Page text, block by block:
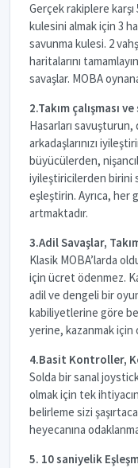
Gerçek rakiplere karşı
kulesini almak için 3
savunma kulesi. 2
haritalarını
savaşlar. MOBA
2.Takım çalışması
Hasarları savuşturun,
arkadaşlarınızı
büyücülerden,
iyileştiricilerden birini
eşleştirin. Ayrıca, her
artmaktadır.
3.Adil Savaşlar,
Klasik MOBA’larda
için ücret ödenmez.
adil ve dengeli bir
kabiliyetlerine göre
yerine, kazanmak için
4.Basit Kontroller,
Solda bir sanal
olmak için tek
belirleme sizi
heyecanına
5. 10 saniyelik